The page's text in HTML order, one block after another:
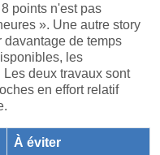
points n'est pas
». Une autre story
de temps
les
deux travaux sont
en effort relatif
À éviter